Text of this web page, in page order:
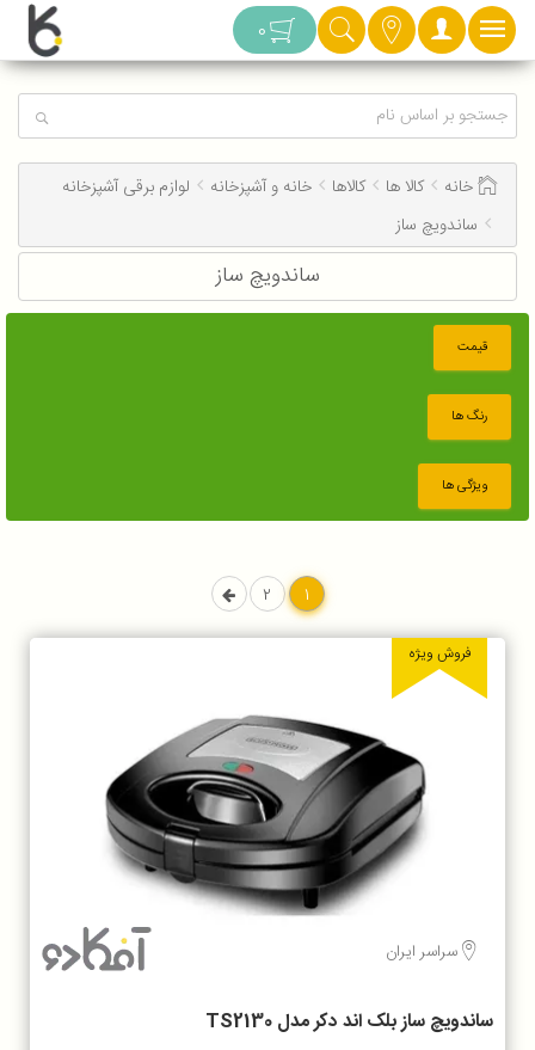
دسته بندی 0
خانه کالا ها کالاها خانه و آشپزخانه
لوازم برقی آشپزخانه
ساندویچ ساز
ساندویچ ساز
قیمت
رنگ ها
ویژگی ها
2
فروش ویژه
سراسر ایران
ساندویچ ساز بلک اند دکر مدل TS2130